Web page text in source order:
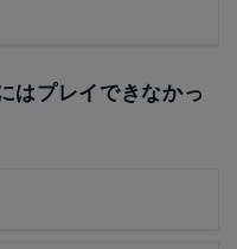
プレイできなかっ